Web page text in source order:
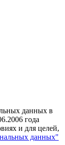
данных в
года
и для целей,
данных"